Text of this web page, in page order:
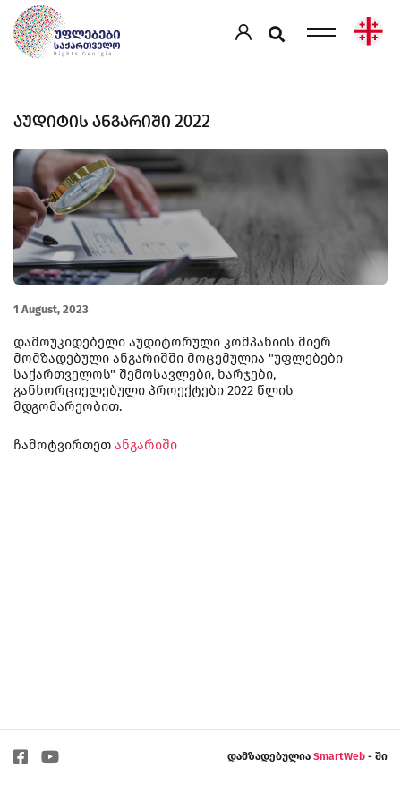
ᲐᲣᲓᲘᲢᲘᲡ ᲐᲜᲒᲐᲠᲘᲨᲘ 2022
1 August, 2023
დამოუკიდებელი აუდიტორული კომპანიის მიერ
მომზადებული ანგარიშში მოცემულია "უფლებები
საქართველოს" შემოსავლები, ხარჯები,
განხორციელებული პროექტები 2022 წლის
მდგომარეობით.
ჩამოტვირთეთ ანგარიში
დამზადებულია SmartWeb - ში